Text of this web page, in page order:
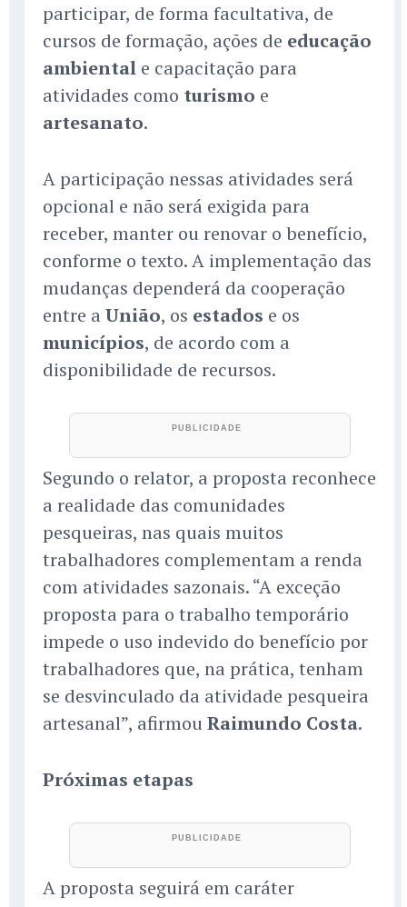
participar, de forma facultativa, de
cursos de formação, ações de educação
ambiental e capacitação para
atividades como turismo e
artesanato.
A participação nessas atividades será
opcional e não será exigida para
receber, manter ou renovar o benefício,
conforme o texto. A implementação das
mudanças dependerá da cooperação
entre a União, os estados e os
municípios, de acordo com a
disponibilidade de recursos.
Segundo o relator, a proposta reconhece
a realidade das comunidades
pesqueiras, nas quais muitos
trabalhadores complementam a renda
com atividades sazonais. “A exceção
proposta para o trabalho temporário
impede o uso indevido do benefício por
trabalhadores que, na prática, tenham
se desvinculado da atividade pesqueira
artesanal”, afirmou Raimundo Costa.
Próximas etapas
A proposta seguirá em caráter